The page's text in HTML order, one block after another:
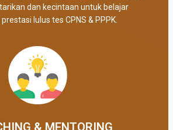
dan kecintaan untuk belajar
lulus tes CPNS & PPPK.
& MENTORING